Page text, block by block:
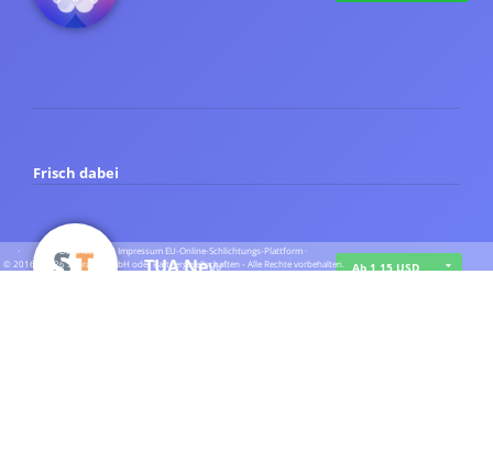
Frisch dabei
TUA News Ab 1,15 USD
· · ·Datenschutz · Impressum EU-Online-Schlichtungs-Plattform ·
© 2016 - 2026 SupraTix GmbH oder Partnergesellschaften - Alle Rechte vorbehalten.